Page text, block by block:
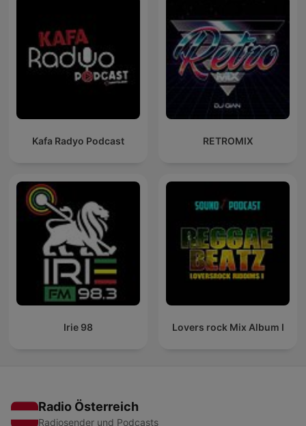
Kafa Radyo Podcast RETROMIX
Irie 98 Lovers rock Mix Album I
Radio Österreich
Radiosender und Podcasts